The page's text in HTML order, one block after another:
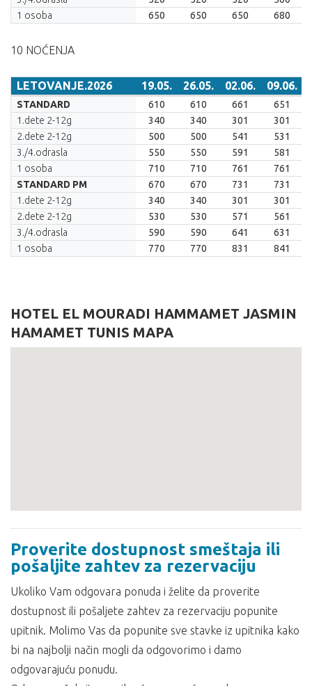
1 osoba
650 650 650 680
10 NOĆENJA
LETOVANJE.2026 19.05. 26.05. 02.06. 09.06.
LETOVANJE.2026
19.05. 26.05. 02.06. 09.06.
STANDARD 610 610 661
651
1.dete 2-12g
340 340 301
301
2.dete 2-12g
500 500 541
531
3./4.odrasla
550 550 591
581
1 osoba
710 710 761
761
STANDARD PM
670 670 731
731
1.dete 2-12g
340 340 301
301
2.dete 2-12g
530 530 571
561
3./4.odrasla
590 590 641
631
1 osoba
770 770 831 841
HOTEL EL MOURADI HAMMAMET JASMIN
HAMAMET TUNIS MAPA
Proverite dostupnost smeštaja ili
pošaljite zahtev za rezervaciju
Ukoliko Vam odgovara ponuda i želite da proverite
dostupnost ili pošaljete zahtev za rezervaciju popunite
upitnik. Molimo Vas da popunite sve stavke iz upitnika kako
bi na najbolji način mogli da odgovorimo i damo
odgovarajuću ponudu.